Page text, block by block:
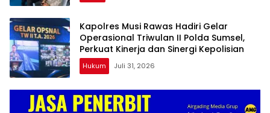
Kapolres Musi Rawas Hadiri Gelar
Operasional Triwulan II Polda Sumsel,
Perkuat Kinerja dan Sinergi Kepolisian
Hukum Juli 31, 2026